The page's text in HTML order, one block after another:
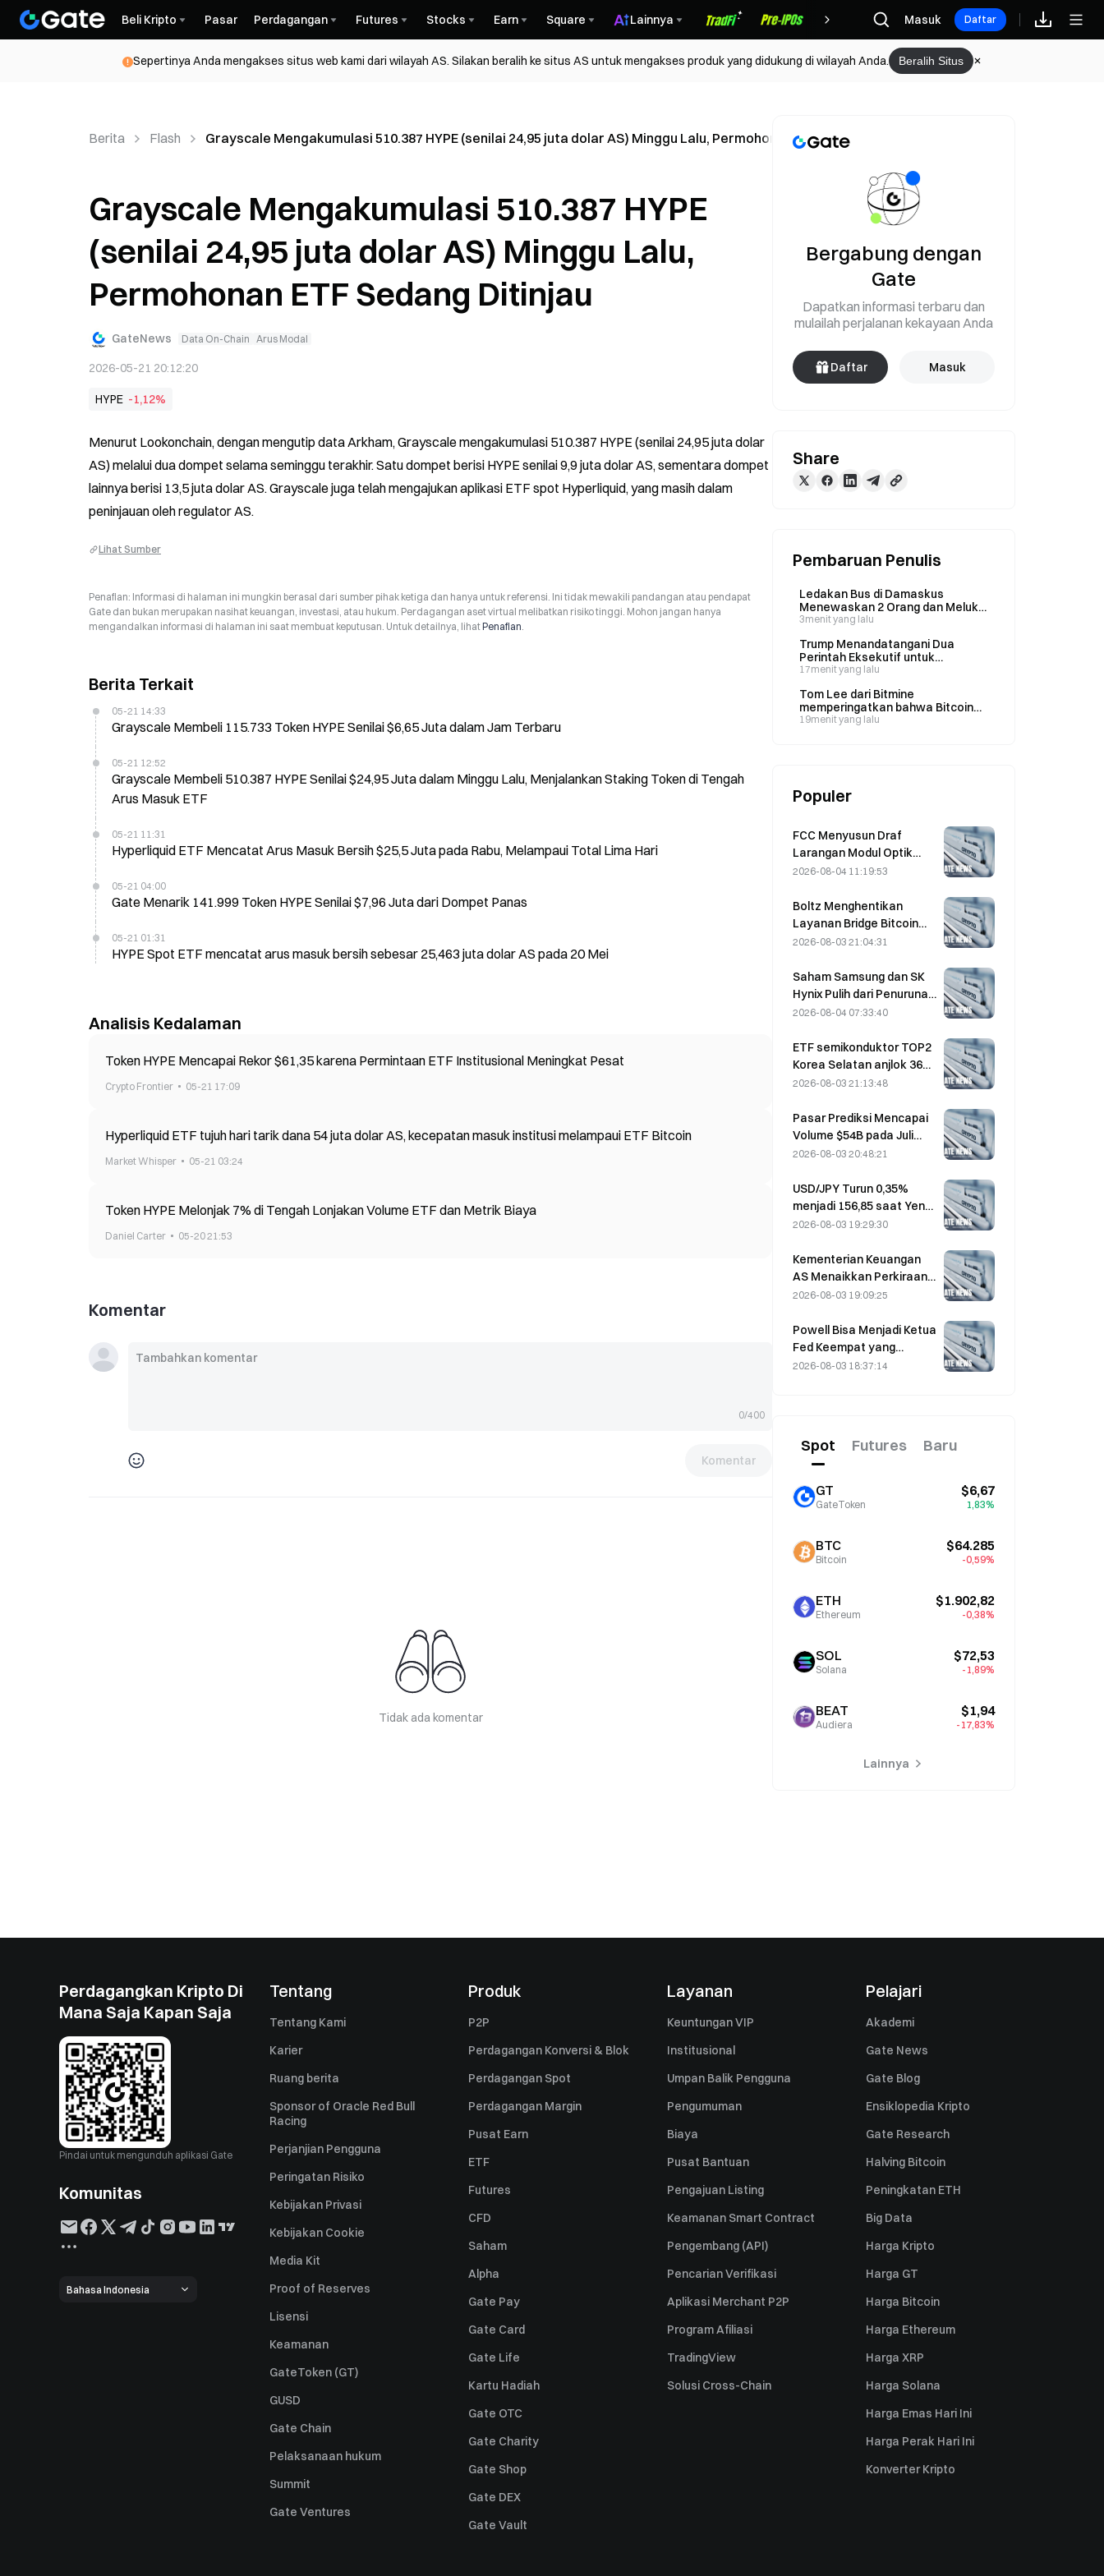
Beli Kripto Pasar Perdagangan Futures Stocks Earn Square Lainnya HadiahMasuk Daftar
Sepertinya Anda mengakses situs web kami dari wilayah AS. Silakan beralih ke situs AS untuk mengakses produk yang didukung di wilayah Anda. Beralih Situs
Berita Flash Grayscale Mengakumulasi 510.387 HYPE (senilai 24,95 juta dolar AS) Minggu Lalu, Permohonan ETF Sedang Ditinjau
Grayscale Mengakumulasi 510.387 HYPE
(senilai 24,95 juta dolar AS) Minggu Lalu,
Permohonan ETF Sedang Ditinjau
GateNews Data On-Chain Arus Modal
2026-05-21 20:12:20
HYPE -1,12%
Menurut Lookonchain, dengan mengutip data Arkham, Grayscale mengakumulasi 510.387 HYPE (senilai 24,95 juta dolar
AS) melalui dua dompet selama seminggu terakhir. Satu dompet berisi HYPE senilai 9,9 juta dolar AS, sementara dompet
lainnya berisi 13,5 juta dolar AS. Grayscale juga telah mengajukan aplikasi ETF spot Hyperliquid, yang masih dalam
peninjauan oleh regulator AS.
Lihat Sumber
Penafian: Informasi di halaman ini mungkin berasal dari sumber pihak ketiga dan hanya untuk referensi. Ini tidak mewakili pandangan atau pendapat
Gate dan bukan merupakan nasihat keuangan, investasi, atau hukum. Perdagangan aset virtual melibatkan risiko tinggi. Mohon jangan hanya
mengandalkan informasi di halaman ini saat membuat keputusan. Untuk detailnya, lihatPenafian.
Berita Terkait
05-21 14:33
Grayscale Membeli 115.733 Token HYPE Senilai $6,65 Juta dalam Jam Terbaru
05-21 12:52
Grayscale Membeli 510.387 HYPE Senilai $24,95 Juta dalam Minggu Lalu, Menjalankan Staking Token di Tengah
Arus Masuk ETF
05-21 11:31
Hyperliquid ETF Mencatat Arus Masuk Bersih $25,5 Juta pada Rabu, Melampaui Total Lima Hari
05-21 04:00
Gate Menarik 141.999 Token HYPE Senilai $7,96 Juta dari Dompet Panas
05-21 01:31
HYPE Spot ETF mencatat arus masuk bersih sebesar 25,463 juta dolar AS pada 20 Mei
Analisis Kedalaman
Token HYPE Mencapai Rekor $61,35 karena Permintaan ETF Institusional Meningkat Pesat
Crypto Frontier 05-21 17:09
Hyperliquid ETF tujuh hari tarik dana 54 juta dolar AS, kecepatan masuk institusi melampaui ETF Bitcoin
Market Whisper 05-21 03:24
Token HYPE Melonjak 7% di Tengah Lonjakan Volume ETF dan Metrik Biaya
Daniel Carter 05-20 21:53
Komentar
0/400
Komentar
Tidak ada komentar
Bergabung dengan
Gate
Dapatkan informasi terbaru dan
mulailah perjalanan kekayaan Anda
Daftar Masuk
Share
Pembaruan Penulis
Ledakan Bus di Damaskus
Menewaskan 2 Orang dan Melukai
13 Orang pada 6 Agustus; Pejabat
Teroris
3menit yang lalu
Trump Menandatangani Dua
Perintah Eksekutif untuk
Membatasi Kewarganegaraan
Melarang “Wisata Melahirkan”
pada 6 Agustus
17menit yang lalu
Tom Lee dari Bitmine
memperingatkan bahwa Bitcoin
belum akan memiliki konsensus
19menit yang lalu
Populer
FCC Menyusun Draf
Larangan Modul Optik
Pusat Data dari Tiongkok;
Terdampak pada 27%
Pangsa Pasarnya
2026-08-04 11:19:53
Boltz Menghentikan
Layanan Bridge Bitcoin
Tanpa Batas Setelah
2026-08-03 21:04:31
Saham Samsung dan SK
Hynix Pulih dari Penurunan
5% Berkat Pembelian oleh
2026-08-04 07:33:40
ETF semikonduktor TOP2
Korea Selatan anjlok 36%
dalam sebulan terakhir
berbalik arah
2026-08-03 21:13:48
Pasar Prediksi Mencapai
Volume $54B pada Juli
karena Piala Dunia
2026-08-03 20:48:21
USD/JPY Turun 0,35%
menjadi 156,85 saat Yen
Menguat pada
2026-08-03 19:29:30
Kementerian Keuangan
AS Menaikkan Perkiraan
Peminjaman Q3 Menjadi
2026-08-03 19:09:25
Powell Bisa Menjadi Ketua
Fed Keempat yang
Menyelesaikan Masa
2026-08-03 18:37:14
Spot Futures Baru
GT
GateToken
$6,67
1,83%
BTC
Bitcoin
$64.285
-0,59%
ETH
Ethereum
$1.902,82
-0,38%
SOL
Solana
$72,53
-1,89%
BEAT
Audiera
$1,94
-17,83%
Lainnya
Perdagangkan Kripto Di
Mana Saja Kapan Saja
Pindai untuk mengunduh aplikasi Gate
Komunitas
Bahasa Indonesia
Tentang
Tentang Kami
Karier
Ruang berita
Sponsor of Oracle Red Bull
Racing
Perjanjian Pengguna
Peringatan Risiko
Kebijakan Privasi
Kebijakan Cookie
Media Kit
Proof of Reserves
Lisensi
Keamanan
GateToken (GT)
GUSD
Gate Chain
Pelaksanaan hukum
Summit
Gate Ventures
Produk
P2P
Perdagangan Konversi & Blok
Perdagangan Spot
Perdagangan Margin
Pusat Earn
ETF
Futures
CFD
Saham
Alpha
Gate Pay
Gate Card
Gate Life
Kartu Hadiah
Gate OTC
Gate Charity
Gate Shop
Gate DEX
Gate Vault
Layanan
Keuntungan VIP
Institusional
Umpan Balik Pengguna
Pengumuman
Biaya
Pusat Bantuan
Pengajuan Listing
Keamanan Smart Contract
Pengembang (API)
Pencarian Verifikasi
Aplikasi Merchant P2P
Program Afiliasi
TradingView
Solusi Cross-Chain
Pelajari
Akademi
Gate News
Gate Blog
Ensiklopedia Kripto
Gate Research
Halving Bitcoin
Peningkatan ETH
Big Data
Harga Kripto
Harga GT
Harga Bitcoin
Harga Ethereum
Harga XRP
Harga Solana
Harga Emas Hari Ini
Harga Perak Hari Ini
Konverter Kripto